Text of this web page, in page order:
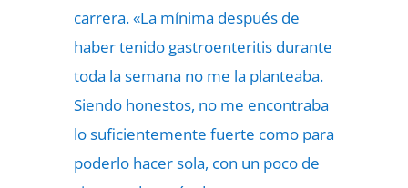
carrera. «La mínima después de
haber tenido gastroenteritis durante
toda la semana no me la planteaba.
Siendo honestos, no me encontraba
lo suficientemente fuerte como para
poderlo hacer sola, con un poco de